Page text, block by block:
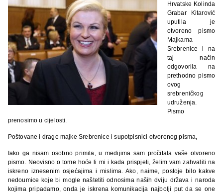
Hrvatske Kolinda
Grabar Kitarović
uputila je
otvoreno pismo
Majkama
Srebrenice i na
taj način
odgovorila na
prethodno pismo
ovog
srebreničkog
udruženja.
Pismo
prenosimo u cijelosti.
Poštovane i drage majke Srebrenice i supotpisnici otvorenog pisma,
Iako ga nisam osobno primila, u medijima sam pročitala vaše otvoreno
pismo. Neovisno o tome hoće li mi i kada prispjeti, želim vam zahvaliti na
iskreno iznesenim osjećajima i mislima. Ako, naime, postoje bilo kakve
nedoumice koje bi mogle naštetiti odnosima naših dviju država i naroda
kojima pripadamo, onda je iskrena komunikacija najbolji put da se one